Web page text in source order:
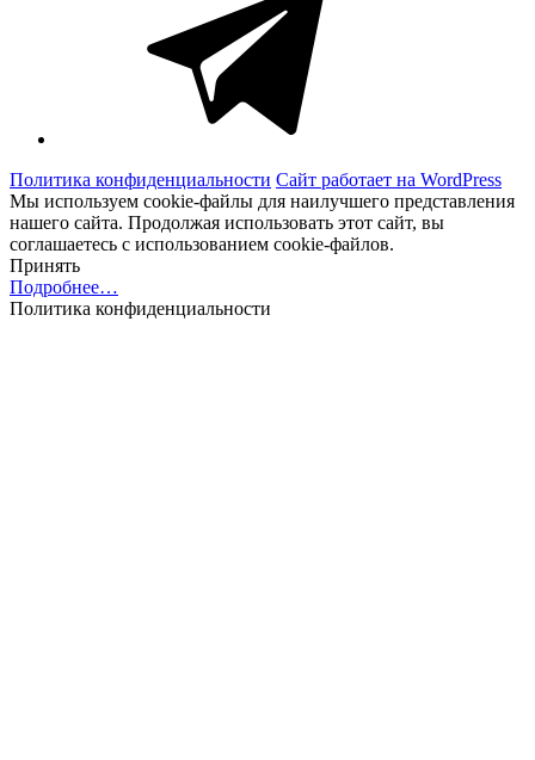
Политика конфиденциальности Сайт работает на WordPress
Мы используем cookie-файлы для наилучшего представления
нашего сайта. Продолжая использовать этот сайт, вы
соглашаетесь с использованием cookie-файлов.
Принять
Подробнее…
Политика конфиденциальности